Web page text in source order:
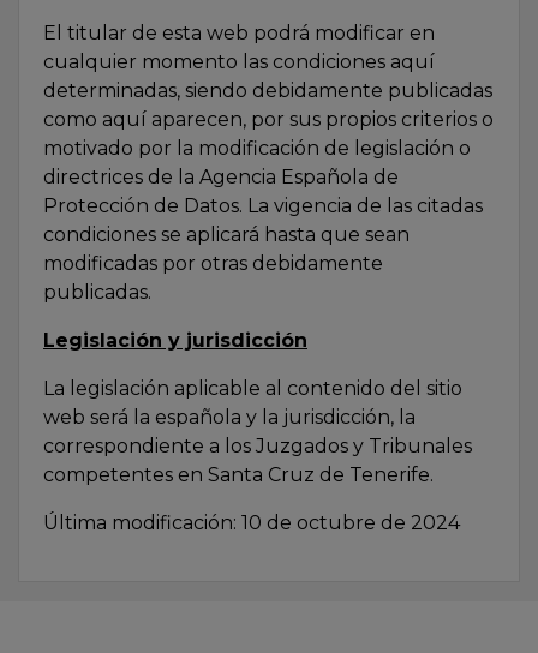
El titular de esta web podrá modificar en
cualquier momento las condiciones aquí
determinadas, siendo debidamente publicadas
como aquí aparecen, por sus propios criterios o
motivado por la modificación de legislación o
directrices de la Agencia Española de
Protección de Datos. La vigencia de las citadas
condiciones se aplicará hasta que sean
modificadas por otras debidamente
publicadas.
Legislación y jurisdicción
La legislación aplicable al contenido del sitio
web será la española y la jurisdicción, la
correspondiente a los Juzgados y Tribunales
competentes en Santa Cruz de Tenerife.
Última modificación: 10 de octubre de 2024